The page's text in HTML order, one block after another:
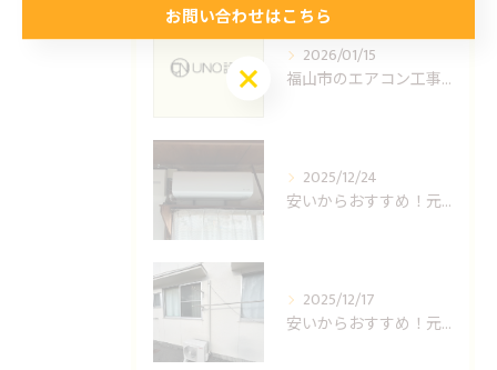
2026/01/15
福山市のエアコン工事ならUNO設備へどうぞ
2025/12/24
安いからおすすめ！元消防士の倉敷エアコン取り付け業者はUNO設備へ！
2025/12/17
安いからおすすめ！元消防士の岡山エアコン取り付け業者はUNO設備へ！
お問い合わせはこちら
お問い合わせはこちら